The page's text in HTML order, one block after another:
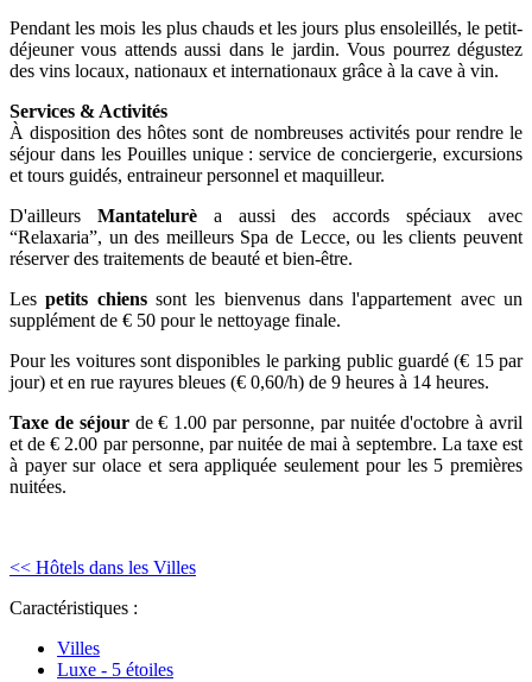
Pendant les mois les plus chauds et les jours plus ensoleillés, le petit-
déjeuner vous attends aussi dans le jardin. Vous pourrez dégustez
des vins locaux, nationaux et internationaux grâce à la cave à vin.
Services & Activités
À disposition des hôtes sont de nombreuses activités pour rendre le
séjour dans les Pouilles unique : service de conciergerie, excursions
et tours guidés, entraineur personnel et maquilleur.
D'ailleurs Mantatelurèa aussi des accords spéciaux avec
“Relaxaria”, un des meilleurs Spa de Lecce, ou les clients peuvent
réserver des traitements de beauté et bien-être.
Lespetits chienssont les bienvenus dans l'appartement avec un
supplément de € 50 pour le nettoyage finale.
Pour les voitures sont disponibles le parking public guardé (€ 15 par
jour) et en rue rayures bleues (€ 0,60/h) de 9 heures à 14 heures.
Taxe de séjour de € 1.00 par personne, par nuitée d'octobre à avril
et de € 2.00 par personne, par nuitée de mai à septembre. La taxe est
à payer sur olace et sera appliquée seulement pour les 5 premières
nuitées.
<< Hôtels dans les Villes
Caractéristiques :
Villes
Luxe - 5 étoiles